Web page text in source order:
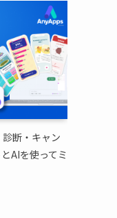
断・キャン
AIを使ってミ